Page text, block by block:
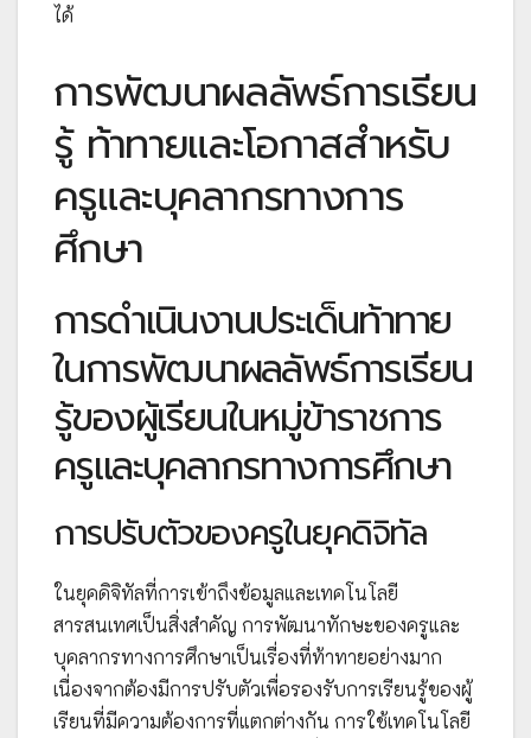
ได้
การพัฒนาผลลัพธ์การเรียน
รู้ ท้าทายและโอกาสสำหรับ
ครูและบุคลากรทางการ
ศึกษา
การดำเนินงานประเด็นท้าทาย
ในการพัฒนาผลลัพธ์การเรียน
รู้ของผู้เรียนในหมู่ข้าราชการ
ครูและบุคลากรทางการศึกษา
การปรับตัวของครูในยุคดิจิทัล
ในยุคดิจิทัลที่การเข้าถึงข้อมูลและเทคโนโลยี
สารสนเทศเป็นสิ่งสำคัญ การพัฒนาทักษะของครูและ
บุคลากรทางการศึกษาเป็นเรื่องที่ท้าทายอย่างมาก
เนื่องจากต้องมีการปรับตัวเพื่อรองรับการเรียนรู้ของผู้
เรียนที่มีความต้องการที่แตกต่างกัน การใช้เทคโนโลยี